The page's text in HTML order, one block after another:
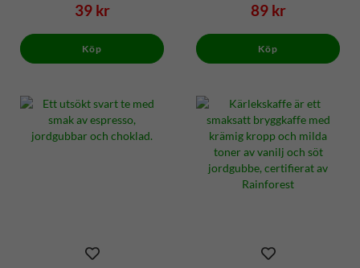
39 kr
Köp
89 kr
Köp